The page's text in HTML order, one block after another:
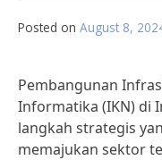
Posted on August 8,
Pembangunan
Informatika (IKN) di
langkah strategis
memajukan sektor